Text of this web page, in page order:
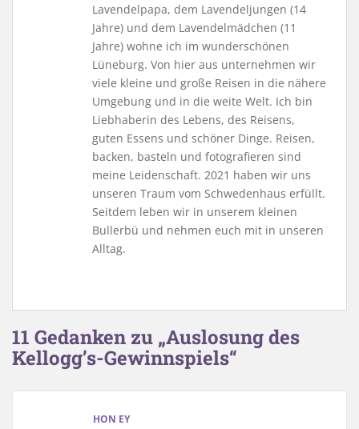
Lavendelpapa, dem Lavendeljungen (14
Jahre) und dem Lavendelmädchen (11
Jahre) wohne ich im wunderschönen
Lüneburg. Von hier aus unternehmen wir
viele kleine und große Reisen in die nähere
Umgebung und in die weite Welt. Ich bin
Liebhaberin des Lebens, des Reisens,
guten Essens und schöner Dinge. Reisen,
backen, basteln und fotografieren sind
meine Leidenschaft. 2021 haben wir uns
unseren Traum vom Schwedenhaus erfüllt.
Seitdem leben wir in unserem kleinen
Bullerbü und nehmen euch mit in unseren
Alltag.
11 Gedanken zu „Auslosung des
Kellogg’s-Gewinnspiels“
HON EY